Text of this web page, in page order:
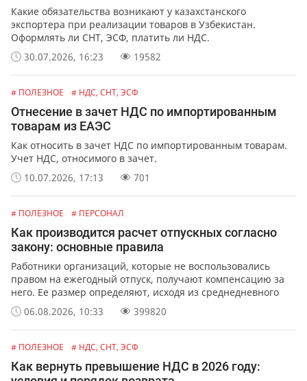
Какие обязательства возникают у казахстанского
экспортера при реализации товаров в Узбекистан.
Оформлять ли СНТ, ЭСФ, платить ли НДС.
30.07.2026, 16:23
19582
# ПОЛЕЗНОЕ # НДС, СНТ, ЭСФ
Отнесение в зачет НДС по импортированным
товарам из ЕАЭС
Как относить в зачет НДС по импортированным товарам.
Учет НДС, относимого в зачет.
10.07.2026, 17:13
701
# ПОЛЕЗНОЕ # ПЕРСОНАЛ
Как производится расчет отпускных согласно
закону: основные правила
Работники организаций, которые не воспользовались
правом на ежегодный отпуск, получают компенсацию за
него. Ее размер определяют, исходя из среднедневного
заработка сотрудника.
06.08.2026, 10:33 399820
# ПОЛЕЗНОЕ # НДС, СНТ, ЭСФ
Как вернуть превышение НДС в 2026 году: